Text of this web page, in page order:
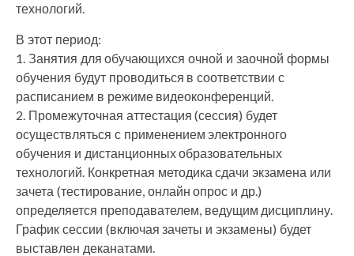
технологий.
В этот период:
1. Занятия для обучающихся очной и заочной формы
обучения будут проводиться в соответствии с
расписанием в режиме видеоконференций.
2. Промежуточная аттестация (сессия) будет
осуществляться с применением электронного
обучения и дистанционных образовательных
технологий. Конкретная методика сдачи экзамена или
зачета (тестирование, онлайн опрос и др.)
определяется преподавателем, ведущим дисциплину.
График сессии (включая зачеты и экзамены) будет
выставлен деканатами.